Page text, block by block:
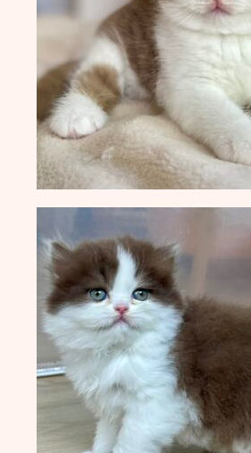
O-Wurf vom 23.05.2023
N-Wurf vom 03.05.2023
M-Wurf vom 12.04.2022
L-Wurf vom 19.07.2021
K-Wurf vom 21.06.2021
J-Wurf vom 02.02.2021
I-Wurf vom 29.11.2020
H-Wurf vom 18.04.2020
G-Wurf vom 02.01.2020
F-Wurf vom 23.09.2019
E-Wurf vom 29.11.2018
D-Wurf vom 11.04.2018